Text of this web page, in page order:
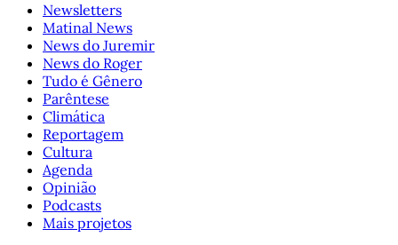
Newsletters
Matinal News
News do Juremir
News do Roger
Tudo é Gênero
Parêntese
Climática
Reportagem
Cultura
Agenda
Opinião
Podcasts
Mais projetos